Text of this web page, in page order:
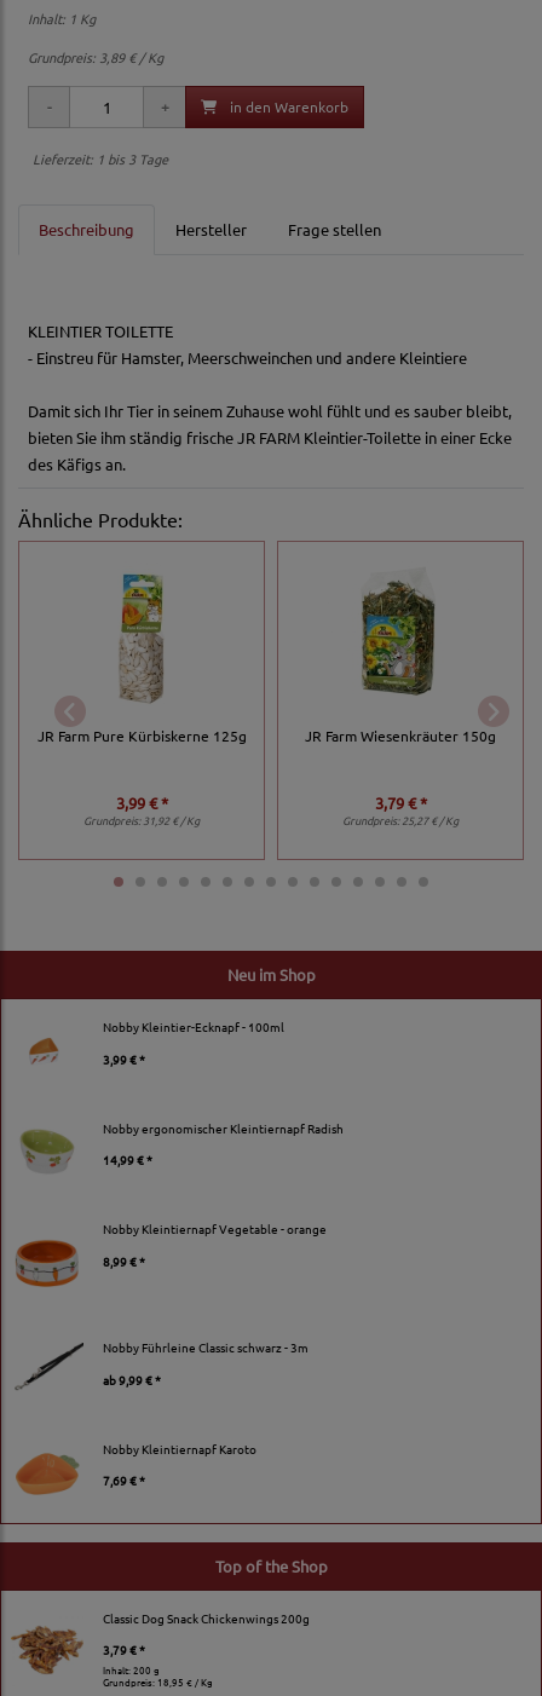
Neu im Shop
Nobby Kleintier-Ecknapf - 100ml
3,99 € *
Nobby ergonomischer Kleintiernapf Radish
14,99 € *
Nobby Kleintiernapf Vegetable - orange
8,99 € *
Nobby Führleine Classic schwarz - 3m
ab9,99 € *
Nobby Kleintiernapf Karoto
7,69 € *
Inhalt: 1 Kg
Grundpreis: 3,89 € / Kg
in den Warenkorb
Lieferzeit: 1 bis 3 Tage
Beschreibung Hersteller Frage stellen
KLEINTIER TOILETTE
- Einstreu für Hamster, Meerschweinchen und andere Kleintiere
Damit sich Ihr Tier in seinem Zuhause wohl fühlt und es sauber bleibt,
bieten Sie ihm ständig frische JR FARM Kleintier-Toilette in einer Ecke
des Käfigs an.
Ähnliche Produkte:
JR Farm Pure Kürbiskerne 125g
3,99 € *
Grundpreis:31,92 € / Kg
JR Farm Wiesenkräuter 150g
3,79 € *
Grundpreis:25,27 € / Kg
Top of the Shop
Classic Dog Snack Chickenwings 200g
3,79 € *
Inhalt: 200 g
Grundpreis: 18,95 € / Kg